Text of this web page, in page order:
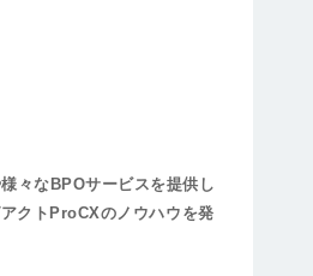
々なBPOサービスを提供し
クトProCXのノウハウを発